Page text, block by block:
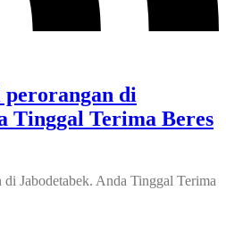
perorangan di
Tinggal Terima Beres
di Jabodetabek. Anda Tinggal Terima